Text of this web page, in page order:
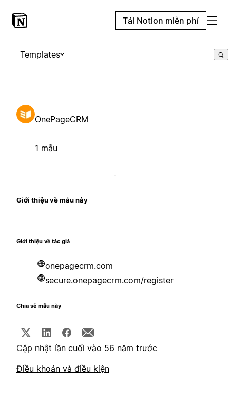
Tải Notion miễn phí
Templates
OnePageCRM
1 mẫu
Giới thiệu về mẫu này
Giới thiệu về tác giả
onepagecrm.com
secure.onepagecrm.com/register
Chia sẻ mẫu này
Cập nhật lần cuối vào 56 năm trước
Điều khoản và điều kiện